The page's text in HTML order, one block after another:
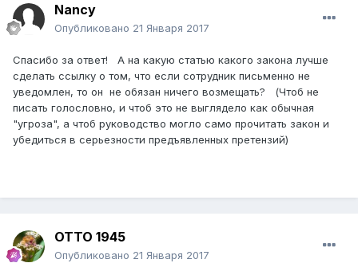
Nancy
Опубликовано 21 Января 2017
Спасибо за ответ! А на какую статью какого закона лучше
сделать ссылку о том, что если сотрудник письменно не
уведомлен, то он не обязан ничего возмещать? (Чтоб не
писать голословно, и чтоб это не выглядело как обычная
"угроза", а чтоб руководство могло само прочитать закон и
убедиться в серьезности предъявленных претензий)
ОТТО 1945
Опубликовано 21 Января 2017